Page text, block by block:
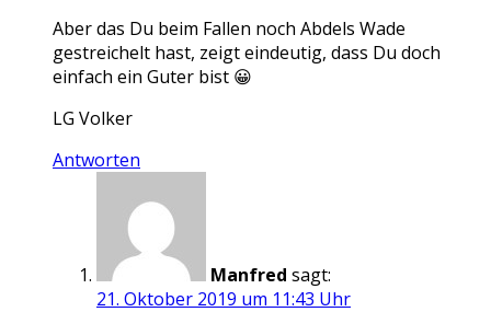
Aber das Du beim Fallen noch Abdels Wade
gestreichelt hast, zeigt eindeutig, dass Du doch
einfach ein Guter bist 😀
LG Volker
Antworten
Manfred sagt:
21. Oktober 2019 um 11:43 Uhr